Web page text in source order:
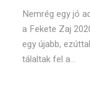
Nemrég egy jó
a Fekete Zaj
egy újabb,
tálaltak fel a...